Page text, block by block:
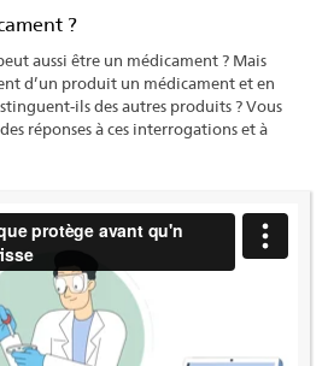
?
aussi être un médicament ? Mais
d’un produit un médicament et en
ils des autres produits ? Vous
réponses à ces interrogations et à